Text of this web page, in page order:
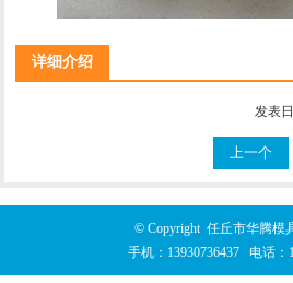
详细介绍
发表
上一个
© Copyright 任丘市华腾模
手机： 13930736437 电话：